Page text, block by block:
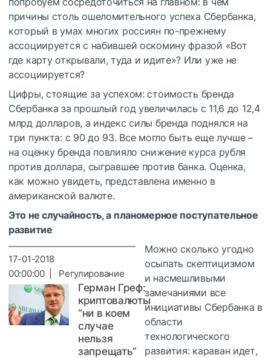
причины столь ошеломительного успеха Сбербанка,
который в умах многих россиян по-прежнему
ассоциируется с набившей оскомину фразой «Вот
где карту открывали, туда и идите»? Или уже не
ассоциируется?
Цифры, стоящие за успехом: стоимость бренда
Сбербанка за прошлый год увеличилась с 11,6 до 12,4
млрд долларов, а индекс силы бренда поднялся на
три пункта: с 90 до 93. Все могло быть еще лучше –
на оценку бренда повлияло снижение курса рубля
против доллара, сыгравшее против банка. Оценка,
как можно увидеть, представлена именно в
американской валюте.
Это не случайность, а планомерное поступательное
развитие
17-01-2018
00:00:00 | Регулирование
Герман Греф:
криптовалюты
“ни в коем
случае
нельзя
запрещать”
Можно сколько угодно
осыпать скептицизмом
и насмешливыми
замечаниями все
инициативы Сбербанка в
области
технологического
развития: караван идет,